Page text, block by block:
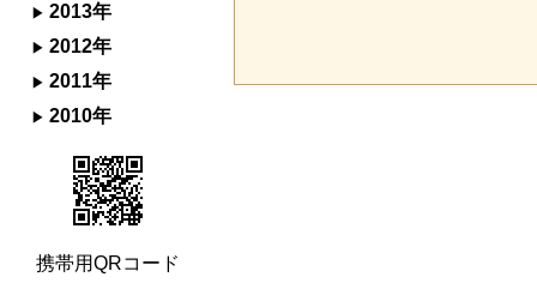
2013年
2012年
2011年
2010年
携帯用QRコード